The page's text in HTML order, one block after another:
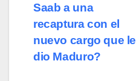
Saab a una
recaptura con el
nuevo cargo que le
dio Maduro?